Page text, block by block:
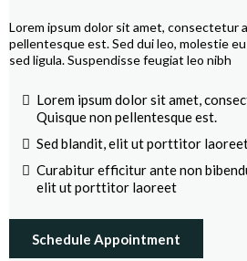
Lorem ipsum dolor sit amet, consectetur
pellentesque est. Sed dui leo, molestie
sed ligula. Suspendisse feugiat leo nibh
Lorem ipsum dolor sit amet,
Quisque non pellentesque est.
Sed blandit, elit ut porttitor
Curabitur efficitur ante non
elit ut porttitor laoreet
Schedule Appointment